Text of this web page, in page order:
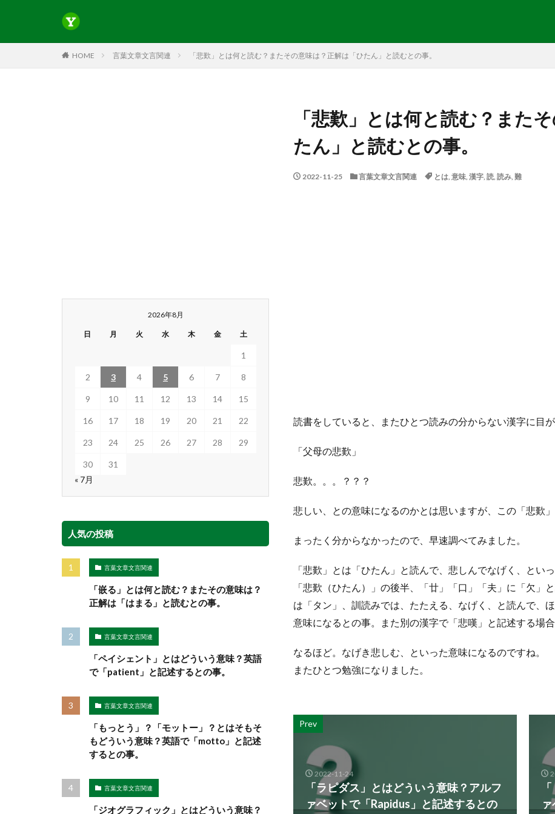
HOME 言葉文章文言関連 「悲歎」とは何と読む？またその意味は？正解は「ひたん」と読むとの事。
「悲歎」とは何と読む？また
たん」と読むとの事。
2022-11-25 言葉文章文言関連 とは, 意味, 漢字, 読, 読み, 難
読書をしていると、またひとつ読みの分からない漢字に目が
「父母の悲歎」
悲歎。。。？？？
悲しい、との意味になるのかとは思いますが、この「悲歎
まったく分からなかったので、早速調べてみました。
「悲歎」とは「ひたん」と読んで、悲しんでなげく、とい
「悲歎（ひたん）」の後半、「廿」「口」「夫」に「欠」
は「タン」、訓読みでは、たたえる、なげく、と読んで、
意味になるとの事。また別の漢字で「悲嘆」と記述する場合
なるほど。なげき悲しむ、といった意味になるのですね。
またひとつ勉強になりました。
Prev
2022-11-24
「ラピダス」とはどういう意味？アルフ
ァベットで「Rapidus」と記述するとの
2026年8月
日 月 火 水 木 金 土
1
2 3 4 5 6 7 8
9 10 11 12 13 14 15
16 17 18 19 20 21 22
23 24 25 26 27 28 29
30
31
« 7月
人気の投稿
言葉文章文言関連
「嵌る」とは何と読む？またその意味は？
正解は「はまる」と読むとの事。
言葉文章文言関連
「ペイシェント」とはどういう意味？英語
で「patient」と記述するとの事。
言葉文章文言関連
「もっとう」？「モットー」？とはそもそ
もどういう意味？英語で「motto」と記述
するとの事。
言葉文章文言関連
「ジオグラフィック」とはどういう意味？